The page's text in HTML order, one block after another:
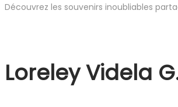
Découvrez les souvenirs inoubliables
Loreley Videla